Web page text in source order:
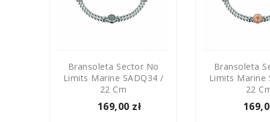
Bransoleta Sector No
Limits Marine SADQ34 /
22 Cm
169,00 zł
Bransoleta
Limits Marine
22